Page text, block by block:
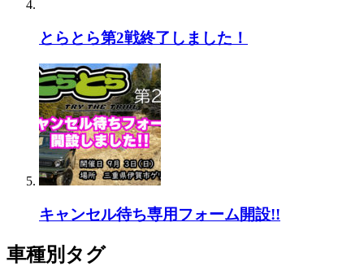
とらとら第2戦終了しました！
キャンセル待ち専用フォーム開設!!
車種別タグ